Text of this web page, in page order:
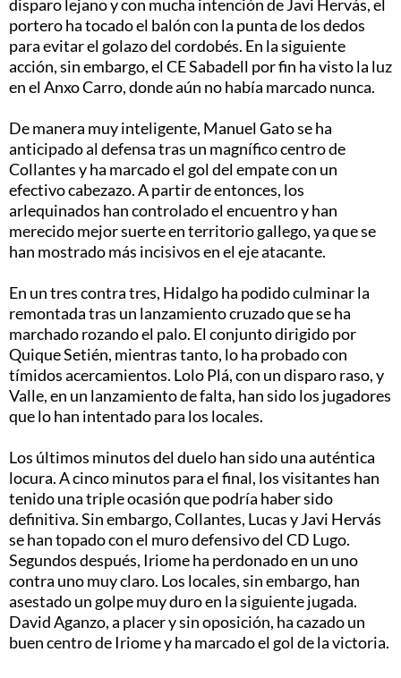
disparo lejano y con mucha intención de Javi Hervás, el
portero ha tocado el balón con la punta de los dedos
para evitar el golazo del cordobés. En la siguiente
acción, sin embargo, el CE Sabadell por fin ha visto la luz
en el Anxo Carro, donde aún no había marcado nunca.
De manera muy inteligente, Manuel Gato se ha
anticipado al defensa tras un magnífico centro de
Collantes y ha marcado el gol del empate con un
efectivo cabezazo. A partir de entonces, los
arlequinados han controlado el encuentro y han
merecido mejor suerte en territorio gallego, ya que se
han mostrado más incisivos en el eje atacante.
En un tres contra tres, Hidalgo ha podido culminar la
remontada tras un lanzamiento cruzado que se ha
marchado rozando el palo. El conjunto dirigido por
Quique Setién, mientras tanto, lo ha probado con
tímidos acercamientos. Lolo Plá, con un disparo raso, y
Valle, en un lanzamiento de falta, han sido los jugadores
que lo han intentado para los locales.
Los últimos minutos del duelo han sido una auténtica
locura. A cinco minutos para el final, los visitantes han
tenido una triple ocasión que podría haber sido
definitiva. Sin embargo, Collantes, Lucas y Javi Hervás
se han topado con el muro defensivo del CD Lugo.
Segundos después, Iriome ha perdonado en un uno
contra uno muy claro. Los locales, sin embargo, han
asestado un golpe muy duro en la siguiente jugada.
David Aganzo, a placer y sin oposición, ha cazado un
buen centro de Iriome y ha marcado el gol de la victoria.